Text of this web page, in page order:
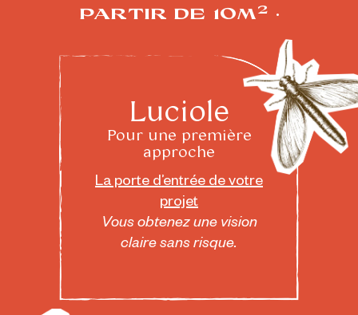
PARTIR DE 10M2
Luciole
Pour une première
approche
La porte d’entrée de votre
projet
Vous obtenez une vision
claire sans risque.